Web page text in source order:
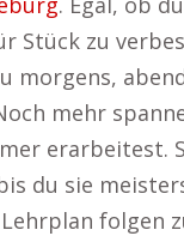
Stück zu
morgens,
mehr
erarbeitest.
du sie
folgen